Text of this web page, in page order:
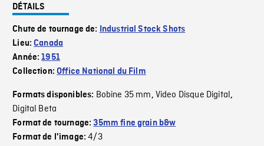
DÉTAILS
Chute de tournage de:
Industrial Stock Shots
Lieu:Canada
Année:1951
Collection:Office National du Film
Formats disponibles: Bobine 35 mm, Video Disque Digital,
Digital Beta
Format de tournage:35mm fine grain b&w
Format de l'image:4/3